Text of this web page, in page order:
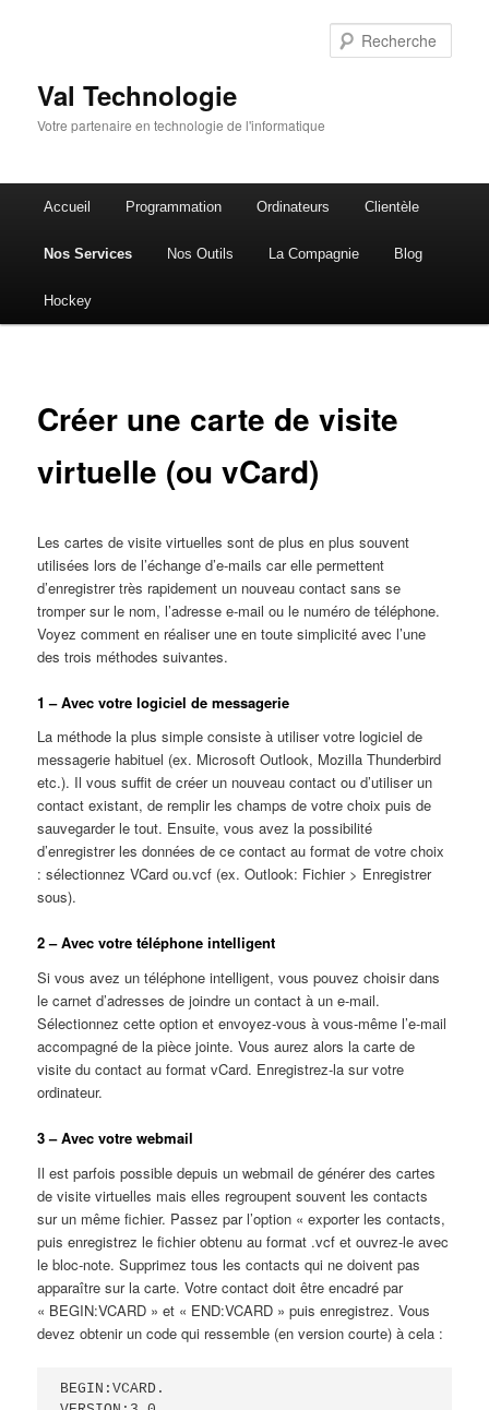
Val Technologie
Votre partenaire en technologie de l'informatique
principal Aller
au
contenu
Accueil Programmation Ordinateurs Clientèle
Nos Services Nos Outils La Compagnie Blog
Hockey
Créer une carte de visite
virtuelle (ou vCard)
Les cartes de visite virtuelles sont de plus en plus souvent
utilisées lors de l’échange d’e-mails car elle permettent
d’enregistrer très rapidement un nouveau contact sans se
tromper sur le nom, l’adresse e-mail ou le numéro de téléphone.
Voyez comment en réaliser une en toute simplicité avec l’une
des trois méthodes suivantes.
1 – Avec votre logiciel de messagerie
La méthode la plus simple consiste à utiliser votre logiciel de
messagerie habituel (ex. Microsoft Outlook, Mozilla Thunderbird
etc.). Il vous suffit de créer un nouveau contact ou d’utiliser un
contact existant, de remplir les champs de votre choix puis de
sauvegarder le tout. Ensuite, vous avez la possibilité
d’enregistrer les données de ce contact au format de votre choix
: sélectionnez VCard ou.vcf (ex. Outlook: Fichier > Enregistrer
sous).
2 – Avec votre téléphone intelligent
Si vous avez un téléphone intelligent, vous pouvez choisir dans
le carnet d’adresses de joindre un contact à un e-mail.
Sélectionnez cette option et envoyez-vous à vous-même l’e-mail
accompagné de la pièce jointe. Vous aurez alors la carte de
visite du contact au format vCard. Enregistrez-la sur votre
ordinateur.
3 – Avec votre webmail
Il est parfois possible depuis un webmail de générer des cartes
de visite virtuelles mais elles regroupent souvent les contacts
sur un même fichier. Passez par l’option « exporter les contacts,
puis enregistrez le fichier obtenu au format .vcf et ouvrez-le avec
le bloc-note. Supprimez tous les contacts qui ne doivent pas
apparaître sur la carte. Votre contact doit être encadré par
« BEGIN:VCARD » et « END:VCARD » puis enregistrez. Vous
devez obtenir un code qui ressemble (en version courte) à cela :
BEGIN:VCARD.